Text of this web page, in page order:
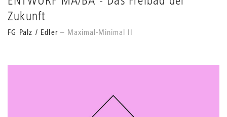
Zukunft
FG Palz / Edler Maximal-Minimal II